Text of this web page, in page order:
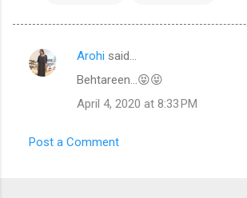
C
Arohi said…
Behtareen...😝😝
April 4, 2020 at 8:33 PM
Post a Comment